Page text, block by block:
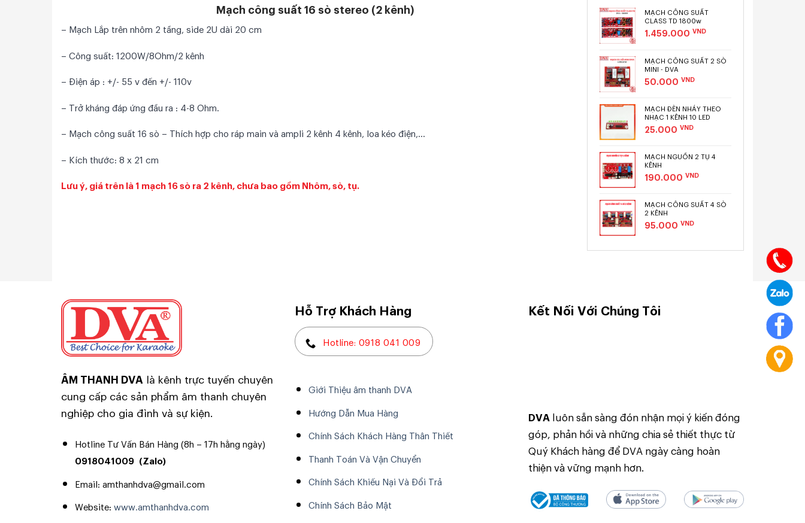
Mạch công suất 16 sò stereo (2 kênh)
– Mạch Lắp trên nhôm 2 tầng, side 2U dài 20 cm
– Công suất: 1200W/8Ohm/2 kênh
– Điện áp : +/- 55 v đến +/- 110v
– Trở kháng đáp ứng đầu ra : 4-8 Ohm.
– Mạch công suất 16 sò – Thích hợp cho ráp main và ampli 2 kênh 4 kênh, loa kéo điện,…
– Kích thước: 8 x 21 cm
Lưu ý, giá trên là 1 mạch 16 sò ra 2 kênh, chưa bao gồm Nhôm, sò, tụ.
MẠCH CÔNG SUẤT
CLASS TD 1800w
1.459.000 VND
MẠCH CÔNG SUẤT 2 SÒ
MINI - DVA
50.000 VND
MẠCH ĐÈN NHÁY THEO
NHẠC 1 KÊNH 10 LED
25.000 VND
MẠCH NGUỒN 2 TỤ 4
KÊNH
190.000 VND
MẠCH CÔNG SUẤT 4 SÒ
2 KÊNH
95.000 VND
ÂM THANH DVA là kênh trực tuyến chuyên
cung cấp các sản phẩm âm thanh chuyên
nghiệp cho gia đình và sự kiện.
Hotline Tư Vấn Bán Hàng (8h – 17h hằng ngày)
0918041009 (Zalo)
Email: amthanhdva@gmail.com
Website: www.amthanhdva.com
Hỗ Trợ Khách Hàng
Hotline: 0918 041 009
Giới Thiệu âm thanh DVA
Hướng Dẫn Mua Hàng
Chính Sách Khách Hàng Thân Thiết
Thanh Toán Và Vận Chuyển
Chính Sách Khiếu Nại Và Đổi Trả
Chính Sách Bảo Mật
Kết Nối Với Chúng Tôi
DVAluôn sẵn sàng đón nhận mọi ý kiến đóng
góp, phản hồi và những chia sẻ thiết thực từ
Quý Khách hàng để DVA ngày càng hoàn
thiện và vững mạnh hơn.